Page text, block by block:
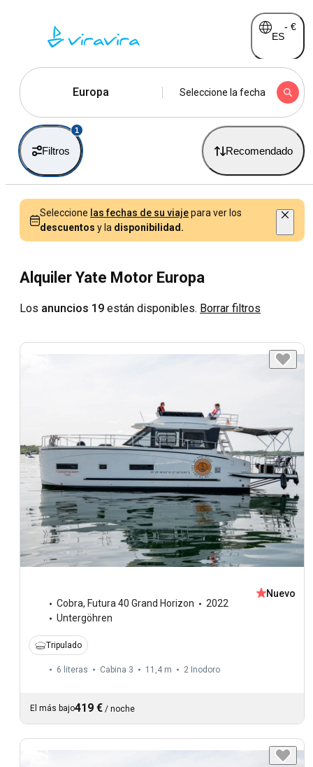
ES
- €
Europa Seleccione la fecha
Filtros
1
Recomendado
Seleccione las fechas de su viajepara ver los
descuentos y la disponibilidad.
Alquiler Yate Motor Europa
Los anuncios 19 están disponibles. Borrar filtros
Cobra, Futura 40 Grand Horizon
2022
Untergöhren
Nuevo
Tripulado
6 literas Cabina 3 11,4 m 2 Inodoro
El más bajo419 € / noche